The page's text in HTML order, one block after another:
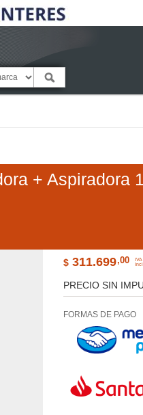
+ Aspiradora
$ 311.699,00 IVA
PRECIO SIN
FORMAS DE PAGO